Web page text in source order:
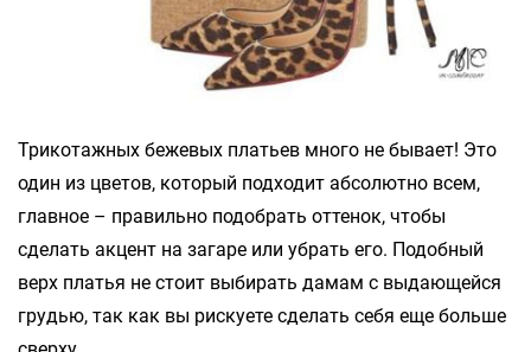
Трикотажных бежевых платьев много не бывает! Это
один из цветов, который подходит абсолютно всем,
главное – правильно подобрать оттенок, чтобы
сделать акцент на загаре или убрать его. Подобный
верх платья не стоит выбирать дамам с выдающейся
грудью, так как вы рискуете сделать себя еще больше